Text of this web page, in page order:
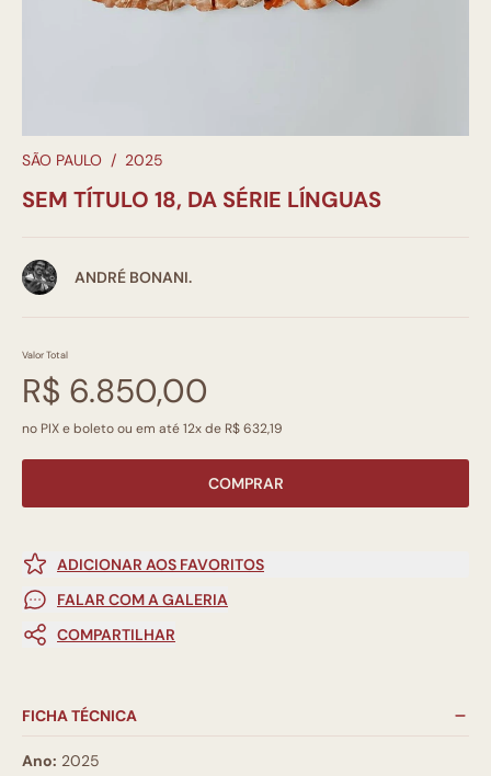
SÃO PAULO / 2025
SEM TÍTULO 18, DA SÉRIE LÍNGUAS
ANDRÉ BONANI.
Valor Total
R$ 6.850,00
no PIX e boleto ou em até 12x de R$ 632,19
COMPRAR
ADICIONAR AOS FAVORITOS
FALAR COM A GALERIA
COMPARTILHAR
FICHA TÉCNICA
Ano: 2025